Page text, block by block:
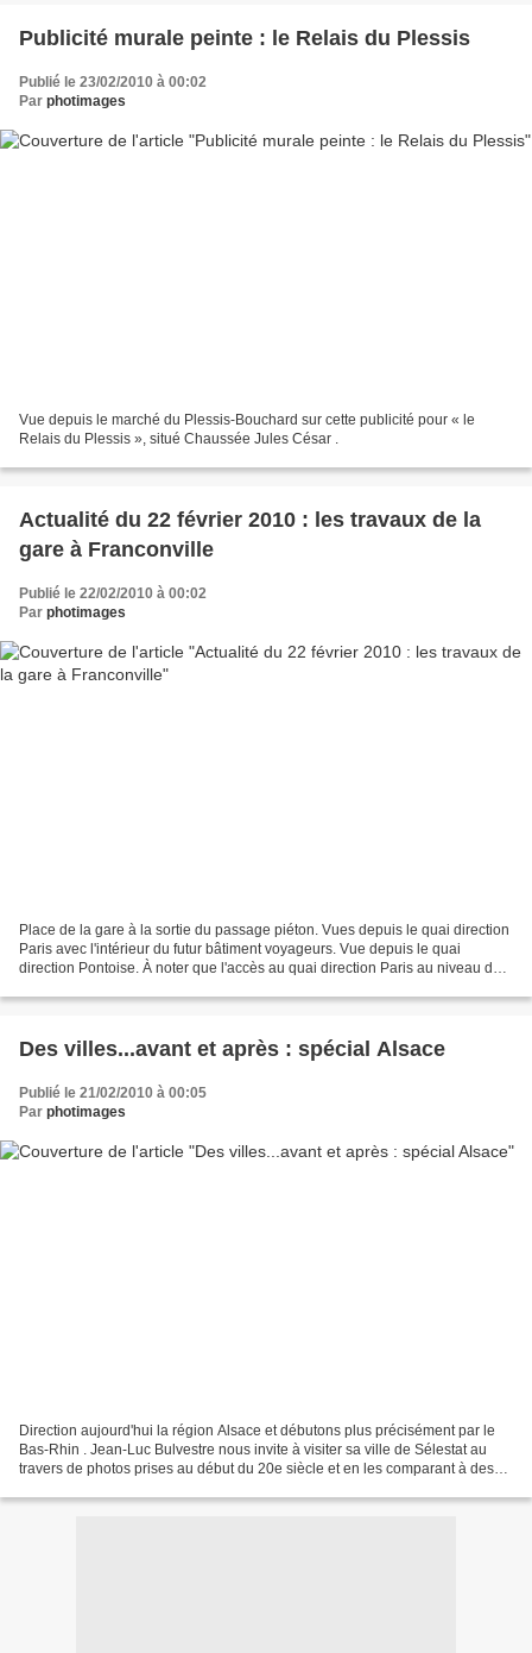
Publicité murale peinte : le Relais du Plessis
Publié le 23/02/2010 à 00:02
Par photimages
Vue depuis le marché du Plessis-Bouchard sur cette publicité pour « le
Relais du Plessis », situé Chaussée Jules César .
Actualité du 22 février 2010 : les travaux de la
gare à Franconville
Publié le 22/02/2010 à 00:02
Par photimages
Place de la gare à la sortie du passage piéton. Vues depuis le quai direction
Paris avec l'intérieur du futur bâtiment voyageurs. Vue depuis le quai
direction Pontoise. À noter que l'accès au quai direction Paris au niveau du
Des villes...avant et après : spécial Alsace
Publié le 21/02/2010 à 00:05
Par photimages
Direction aujourd'hui la région Alsace et débutons plus précisément par le
Bas-Rhin . Jean-Luc Bulvestre nous invite à visiter sa ville de Sélestat au
travers de photos prises au début du 20e siècle et en les comparant à des